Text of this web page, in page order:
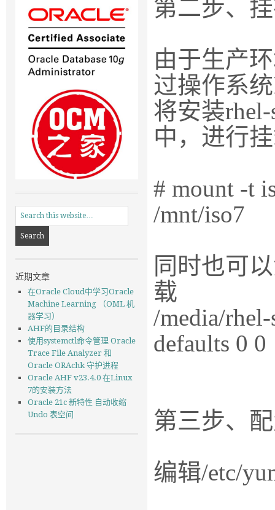
第二步、
由于生产
过操作系
将安装
中，进行
# mount -t
/mnt/iso7
同时也可
载
/media/
defaults 0 0
第三步、
编辑/etc/
近期文章
在Oracle Cloud中学习Oracle
Machine Learning （OML 机
器学习）
AHF的目录结构
使用systemctl命令管理 Oracle
Trace File Analyzer 和
Oracle ORAchk 守护进程
Oracle AHF v23.4.0 在Linux
7的安装方法
Oracle 21c 新特性 自动收缩
Undo 表空间